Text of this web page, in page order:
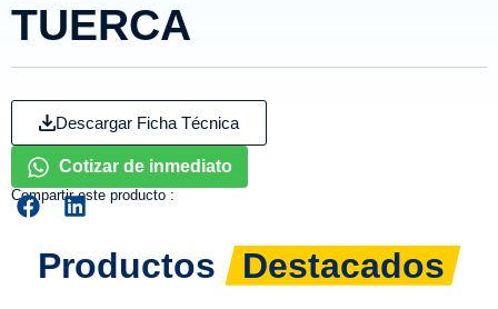
TUERCA
Descargar Ficha Técnica
Cotizar de inmediato
Compartir este producto :
Productos Destacados